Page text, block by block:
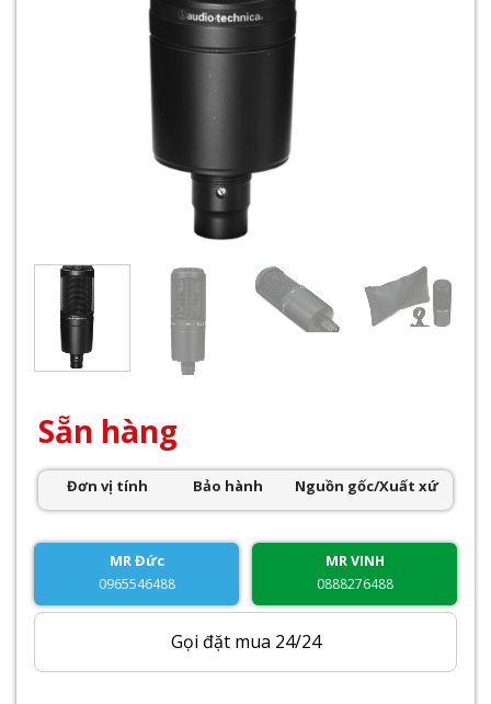
Sẵn hàng
Đơn vị tính Bảo hành Nguồn gốc/Xuất xứ
MR Đức
0965546488
MR VINH
0888276488
Gọi đặt mua 24/24